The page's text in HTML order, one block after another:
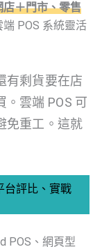
＋門市、零售
端 POS 系統靈活
有剩貨要在店
雲端 POS 可
免重工。這就
台評比、實戰
POS、網頁型